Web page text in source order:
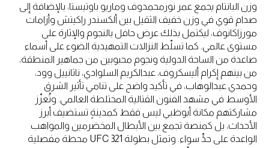
وزن البانتام يجمع عمر نورمحمدوف وماريو باوتيستا، بالإضافة إلى
صدام قوي في وزن خفيف الثقيل بين ألكسندر راكيتش وأزامات
مورزاكانوف، ليكتمل بذلك عرض حافل بالنجوم والإثارة على
مستوى عالمي. كما تسلّط النزالات التمهيدية الضوء على أسماء
صاعدة من الساحة الدولية ونجوم محبوبين من جماهير المنطقة،
من بينهم إكرام أليسكروف، عبدالكريم السلوادي، ناثانييل وود،
وحمدي عبدالوهاب، في تأكيد واضح على تنامي تأثير الشرق
الأوسط في مشهد الفنون القتالية المختلطة العالمي. وتُعزّز
مشاركتهم مكانة أبوظبي ليس فقط كمدينةٍ تستضيف أبرز
الأحداث، بل كمنصة تجمع بين الأبطال المخضرمين والمواهب
الواعدة على حدٍّ سواء. وتمثل بطولة UFC 321 محطة مفصلية